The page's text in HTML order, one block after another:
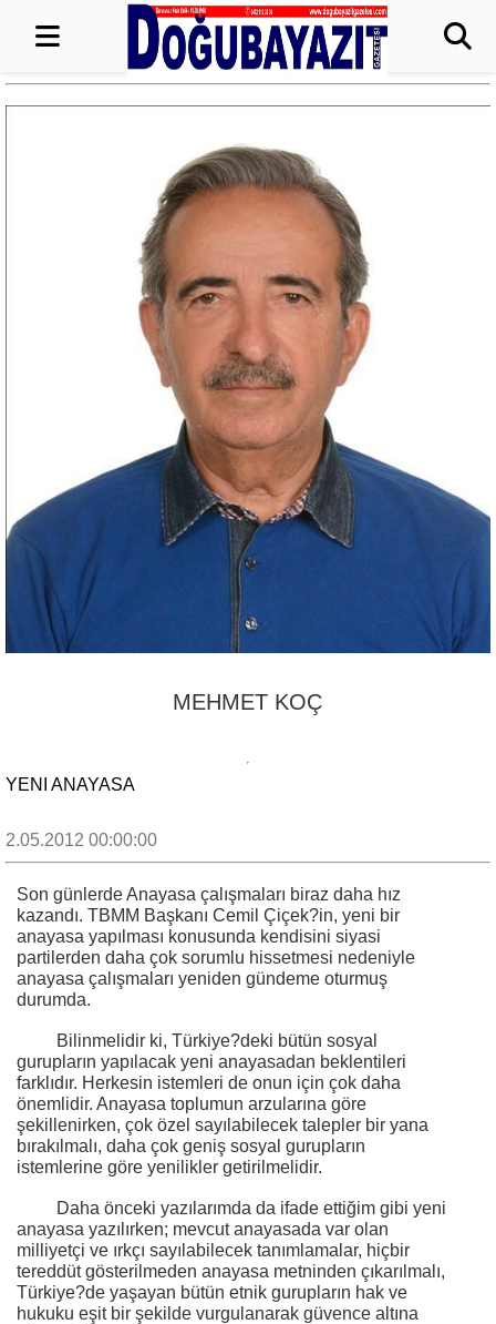
MEHMET KOÇ
YENI ANAYASA
2.05.2012 00:00:00
Son günlerde Anayasa çalışmaları biraz daha hız
kazandı. TBMM Başkanı Cemil Çiçek?in, yeni bir
anayasa yapılması konusunda kendisini siyasi
partilerden daha çok sorumlu hissetmesi nedeniyle
anayasa çalışmaları yeniden gündeme oturmuş
durumda.
Bilinmelidir ki, Türkiye?deki bütün sosyal
gurupların yapılacak yeni anayasadan beklentileri
farklıdır. Herkesin istemleri de onun için çok daha
önemlidir. Anayasa toplumun arzularına göre
şekillenirken, çok özel sayılabilecek talepler bir yana
bırakılmalı, daha çok geniş sosyal gurupların
istemlerine göre yenilikler getirilmelidir.
Daha önceki yazılarımda da ifade ettiğim gibi yeni
anayasa yazılırken; mevcut anayasada var olan
milliyetçi ve ırkçı sayılabilecek tanımlamalar, hiçbir
tereddüt gösterilmeden anayasa metninden çıkarılmalı,
Türkiye?de yaşayan bütün etnik gurupların hak ve
hukuku eşit bir şekilde vurgulanarak güvence altına